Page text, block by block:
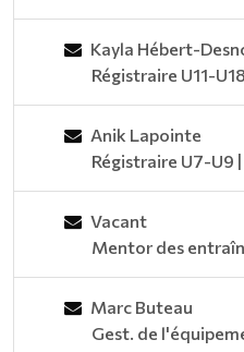
Kayla Hébert-
Régistraire U11-
Anik Lapointe
Régistraire U7-U9
Vacant
Mentor des
Marc Buteau
Gest. de